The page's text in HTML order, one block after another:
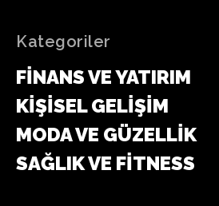
Kategoriler
FINANS VE YATIRIM
KIŞISEL GELIŞIM
MODA VE GÜZELLIK
SAĞLIK VE FITNESS